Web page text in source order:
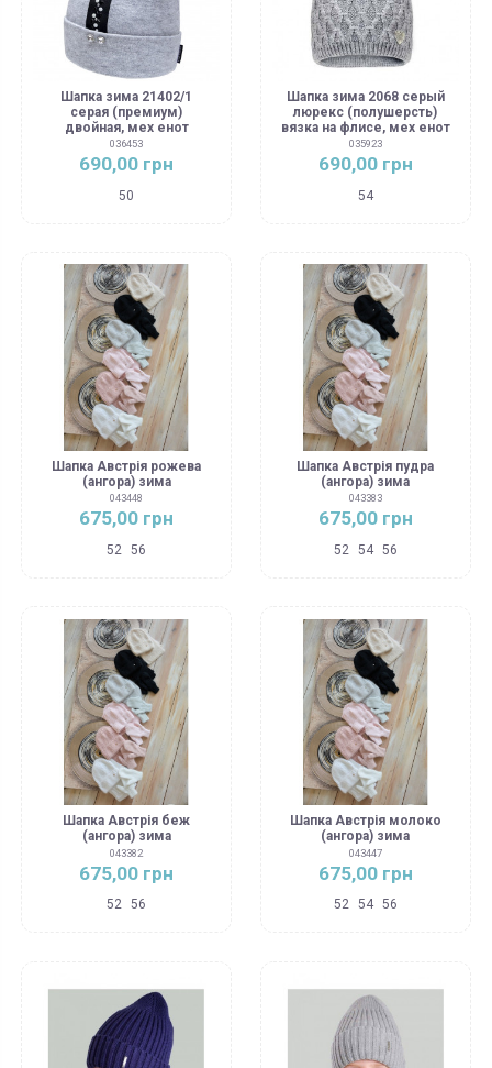
Шапка зима 21402/1
серая (премиум)
двойная, мех енот
036453
690,00 грн
50
Шапка зима 2068 серый
люрекс (полушерсть)
вязка на флисе, мех енот
035923
690,00 грн
54
Шапка Австрія рожева
(ангора) зима
043448
675,00 грн
52 56
Шапка Австрія пудра
(ангора) зима
043383
675,00 грн
52 54 56
Шапка Австрія беж
(ангора) зима
043382
675,00 грн
52 56
Шапка Австрія молоко
(ангора) зима
043447
675,00 грн
52 54 56